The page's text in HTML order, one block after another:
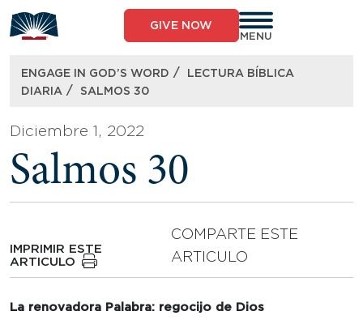
to
content
GIVE NOW
MENU
ENGAGE IN GOD’S WORD /
LECTURA BÍBLICA
DIARIA / SALMOS 30
Diciembre 1, 2022
Salmos 30
IMPRIMIR ESTE
ARTICULO
COMPARTE ESTE
ARTICULO
La renovadora Palabra: regocijo de Dios